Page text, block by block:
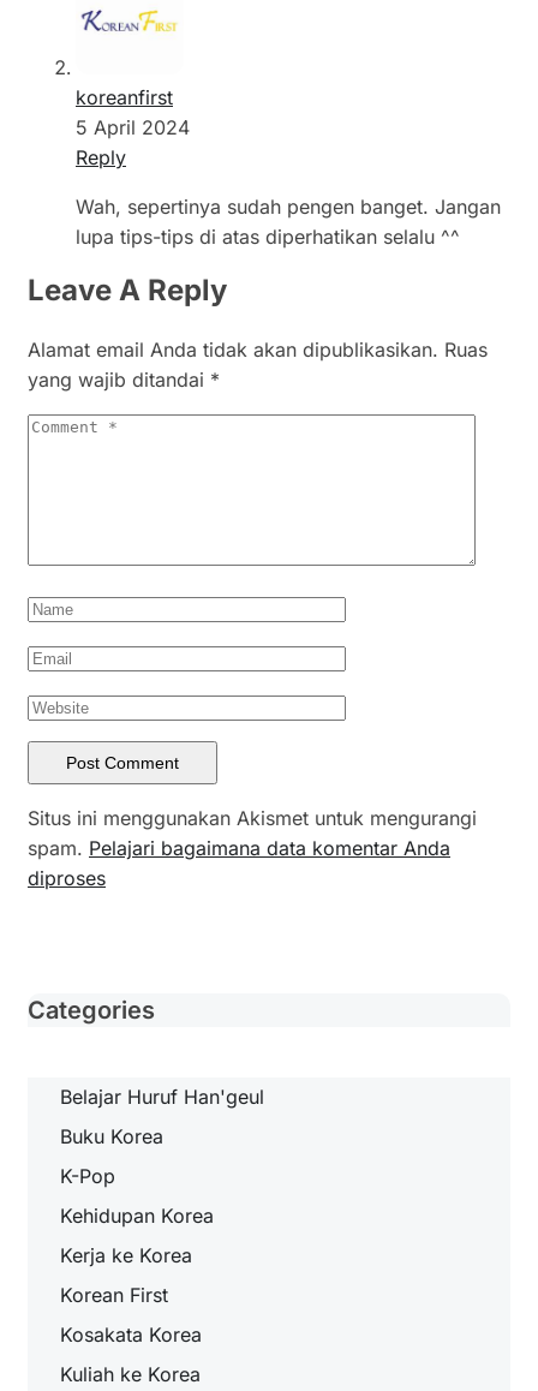
koreanfirst
5 April 2024
Reply
Wah, sepertinya sudah pengen banget. Jangan
lupa tips-tips di atas diperhatikan selalu ^^
Leave A Reply
Alamat email Anda tidak akan dipublikasikan. Ruas
yang wajib ditandai *
Situs ini menggunakan Akismet untuk mengurangi
spam. Pelajari bagaimana data komentar Anda
diproses
Categories
Belajar Huruf Han'geul
Buku Korea
K-Pop
Kehidupan Korea
Kerja ke Korea
Korean First
Kosakata Korea
Kuliah ke Korea